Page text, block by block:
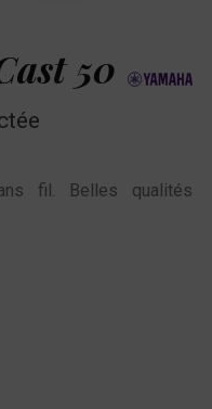
50
fil. Belles qualités